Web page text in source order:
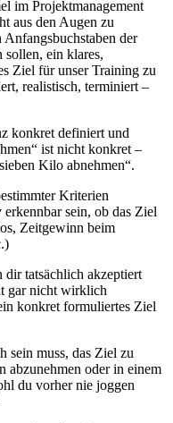
im Projektmanagement
aus den Augen zu
der
sollen, ein klares,
Ziel für unser Training zu
realistisch, terminiert –
konkret definiert und
ist nicht konkret –
Kilo abnehmen“.
Kriterien
sein, ob das Ziel
Zeitgewinn beim
dir tatsächlich akzeptiert
gar nicht wirklich
konkret formuliertes Ziel
sein muss, das Ziel zu
abzunehmen oder in einem
du vorher nie joggen